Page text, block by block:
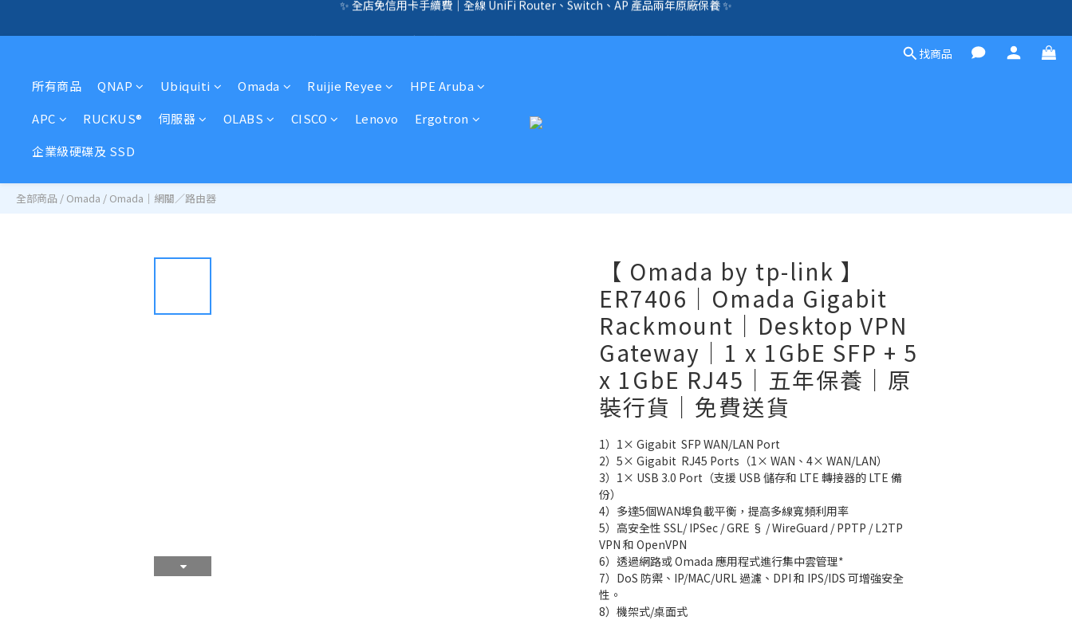
找商品
所有商品 QNAP Ubiquiti Omada Ruijie Reyee
HPE Aruba
APC
RUCKUS® 伺服器 OLABS CISCO Lenovo
Ergotron
企業級硬碟及 SSD
全部商品 / Omada / Omada｜網關／路由器
【 Omada by tp-link 】
ER7406｜Omada Gigabit
Rackmount｜Desktop VPN
Gateway｜1 x 1GbE SFP + 5
x 1GbE RJ45｜五年保養｜原
裝行貨｜免費送貨
1）1× Gigabit  SFP WAN/LAN Port
2）5× Gigabit  RJ45 Ports（1× WAN、4× WAN/LAN）
3）1× USB 3.0 Port（支援 USB 儲存和 LTE 轉接器的 LTE 備
份）
4）多達5個WAN埠負載平衡，提高多線寬頻利用率
5）高安全性 SSL/ IPSec / GRE § / WireGuard / PPTP / L2TP
VPN 和 OpenVPN
6）透過網路或 Omada 應用程式進行集中雲管理*
7）DoS 防禦、IP/MAC/URL 過濾、DPI 和 IPS/IDS 可增強安全
性。
8）機架式/桌面式